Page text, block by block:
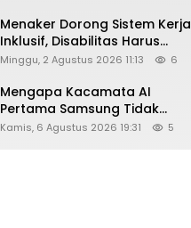
Menaker Dorong Sistem Kerja
Inklusif, Disabilitas Harus
Dapat Kesempatan Setara
Minggu, 2 Agustus 2026 11:13 6
Mengapa Kacamata AI
Pertama Samsung Tidak
Dibekali Layar?
Kamis, 6 Agustus 2026 19:31 5